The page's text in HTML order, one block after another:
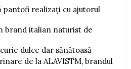
pantofi realizați cu ajutorul
brand italian naturist de
dulce dar sănătoasă
de la ALAVISTM, brandul